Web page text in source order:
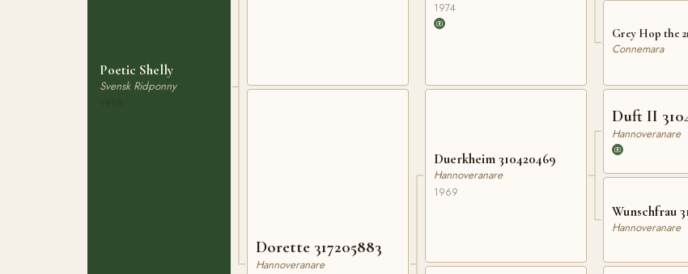
Poetic Shelly
Svensk Ridponny
Dorette 317205883
Hannoveranare
1974
Duerkheim 310420469
Hannoveranare
1969
Grey Hop the
Connemara
Duft II
Hannoveranare
Wunschfrau
Hannoveranare